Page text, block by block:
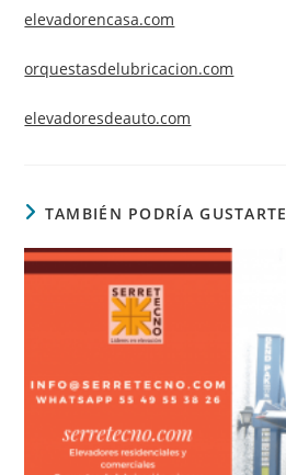
elevadorencasa.com
orquestasdelubricacion.com
elevadoresdeauto.com
TAMBIÉN PODRÍA GUSTARTE